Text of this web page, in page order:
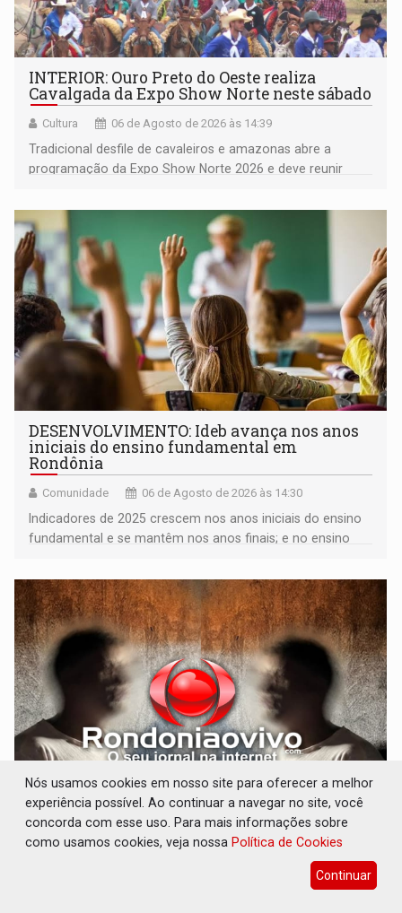
INTERIOR: Ouro Preto do Oeste realiza
Cavalgada da Expo Show Norte neste sábado
Cultura 06 de Agosto de 2026 às 14:39
Tradicional desfile de cavaleiros e amazonas abre a
programação da Expo Show Norte 2026 e deve reunir
DESENVOLVIMENTO: Ideb avança nos anos
iniciais do ensino fundamental em
Rondônia
Comunidade 06 de Agosto de 2026 às 14:30
Indicadores de 2025 crescem nos anos iniciais do ensino
fundamental e se mantêm nos anos finais; e no ensino
VULGO 'UNIÃO': Chefe de facção criminosa é
preso durante operação policial
Polícia 06 de Agosto de 2026 às 14:11
Nós usamos cookies em nosso site para oferecer a melhor
experiência possível. Ao continuar a navegar no site, você
concorda com esse uso. Para mais informações sobre
como usamos cookies, veja nossa Política de Cookies
Continuar